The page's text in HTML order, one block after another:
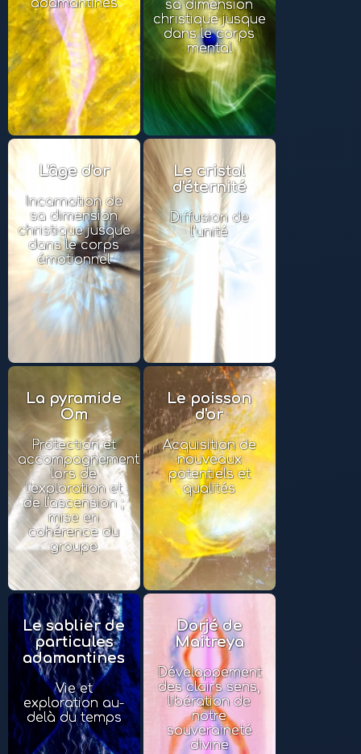
adamantines
sa dimension
christique jusque
dans le corps
mental
L'âge d'or
Incarnation de
sa dimension
christique jusque
dans le corps
émotionnel
Le cristal
d'éternité
Diffusion de
l'unité
La pyramide
Om
Protection et
accompagnement
lors de
l'exploration et
de l'ascension ;
mise en
cohérence du
groupe
Le poisson
d'or
Acquisition de
nouveaux
potentiels et
qualités
Le sablier de
particules
adamantines
Vie et
exploration au-
delà du temps
Dorjé de
Maitreya
Développement
des clairs sens,
libération de
notre
souveraineté
divine